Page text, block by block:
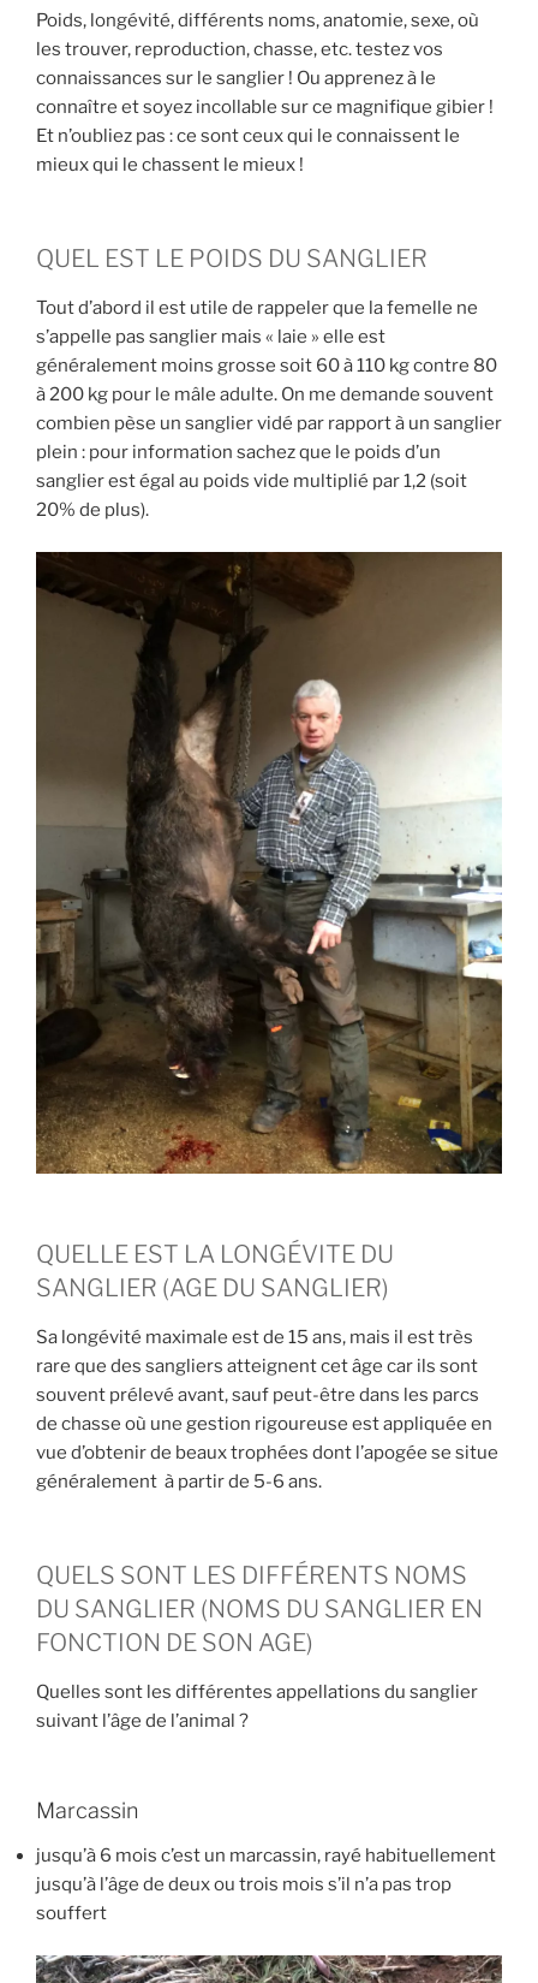
E
R
S
!
»
Poids, longévité, différents noms, anatomie, sexe, où
les trouver, reproduction, chasse, etc. testez vos
connaissances sur le sanglier ! Ou apprenez à le
connaître et soyez incollable sur ce magnifique gibier !
Et n’oubliez pas : ce sont ceux qui le connaissent le
mieux qui le chassent le mieux !
QUEL EST LE POIDS DU SANGLIER
Tout d’abord il est utile de rappeler que la femelle ne
s’appelle pas sanglier mais « laie » elle est
généralement moins grosse soit 60 à 110 kg contre 80
à 200 kg pour le mâle adulte. On me demande souvent
combien pèse un sanglier vidé par rapport à un sanglier
plein : pour information sachez que le poids d’un
sanglier est égal au poids vide multiplié par 1,2 (soit
20% de plus).
QUELLE EST LA LONGÉVITE DU
SANGLIER (AGE DU SANGLIER)
Sa longévité maximale est de 15 ans, mais il est très
rare que des sangliers atteignent cet âge car ils sont
souvent prélevé avant, sauf peut-être dans les parcs
de chasse où une gestion rigoureuse est appliquée en
vue d’obtenir de beaux trophées dont l’apogée se situe
généralement à partir de 5-6 ans.
QUELS SONT LES DIFFÉRENTS NOMS
DU SANGLIER (NOMS DU SANGLIER EN
FONCTION DE SON AGE)
Quelles sont les différentes appellations du sanglier
suivant l’âge de l’animal ?
Marcassin
jusqu’à 6 mois c’est un marcassin, rayé habituellement
jusqu’à l’âge de deux ou trois mois s’il n’a pas trop
souffert